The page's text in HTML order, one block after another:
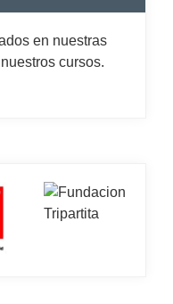
en nuestras
cursos.